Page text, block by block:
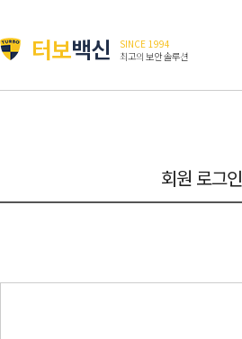
터보백신
SINCE 1994
최고의 보안 솔루션
회원 로그인